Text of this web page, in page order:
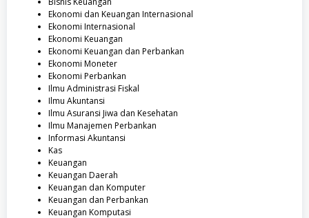
Ekonomi dan Keuangan Internasional
Ekonomi Internasional
Ekonomi Keuangan
Ekonomi Keuangan dan Perbankan
Ekonomi Moneter
Ekonomi Perbankan
Ilmu Administrasi Fiskal
Ilmu Akuntansi
Ilmu Asuransi Jiwa dan Kesehatan
Ilmu Manajemen Perbankan
Informasi Akuntansi
Kas
Keuangan
Keuangan Daerah
Keuangan dan Komputer
Keuangan dan Perbankan
Keuangan Komputasi